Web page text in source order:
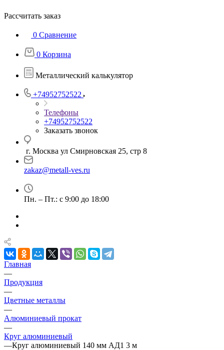
Рассчитать заказ
0 Сравнение
0 Корзина
Металлический калькулятор
+74952752522
Телефоны
+74952752522
Заказать звонок
г. Москва ул Смирновская 25, стр 8
zakaz@metall-ves.ru
Пн. – Пт.: с 9:00 до 18:00
Главная
—
Продукция
—
Цветные металлы
—
Алюминиевый прокат
—
Круг алюминиевый
—Круг алюминиевый 140 мм АД1 3 м